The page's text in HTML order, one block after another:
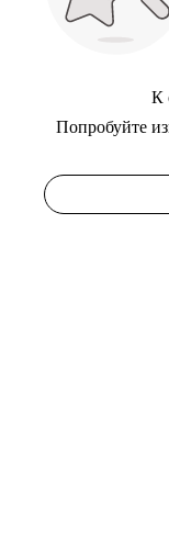
К
Попробуйте